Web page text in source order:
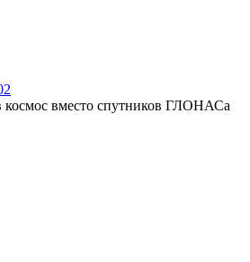
космос вместо спутников ГЛОНАСа